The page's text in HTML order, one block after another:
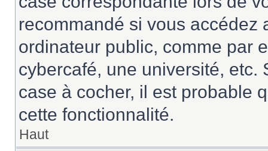
recommandé si vous accédez
ordinateur public, comme par
cybercafé, une université, etc.
case à cocher, il est probable
cette fonctionnalité.
Haut